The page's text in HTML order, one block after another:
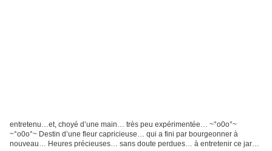
entretenu…et, choyé d’une main… très peu expérimentée… ~°o0o°~
~°o0o°~ Destin d’une fleur capricieuse… qui a fini par bourgeonner à
nouveau… Heures précieuses… sans doute perdues… à entretenir ce jardin